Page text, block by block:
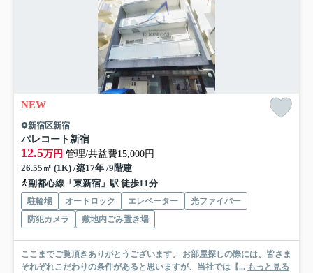
NEW
新宿区新宿
パレコート新宿
12.5万円 管理/共益費15,000円
26.55㎡ (1K) /築17年 /9階建
副都心線「東新宿」駅 徒歩11分
駐輪場 オートロック エレベーター
光ファイバー
防犯カメラ
敷地内ごみ置き場
ここまでご覧頂きありがとうございます。 お部屋探しの際には、皆さま
それぞれこだわりの条件があると思いますが、当社では【... もっと見る